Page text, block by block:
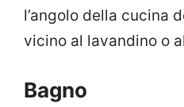
l’angolo della cucina
vicino al lavandino o
Bagno